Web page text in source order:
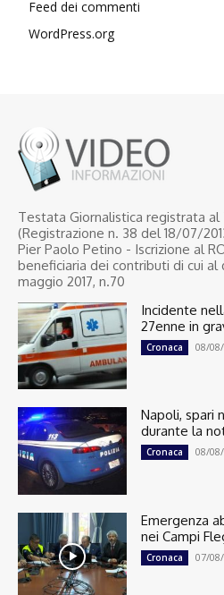
Feed dei commenti
WordPress.org
Testata Giornalistica registrata al
(Registrazione n. 38 del 18/07/
Pier Paolo Petino - Iscrizione al
beneficiaria dei contributi di cui
maggio 2017, n.70
Incidente
27enne in
Cronaca 08/
Napoli, spari
durante la
Cronaca 08/
Emergenza
nei Campi
Cronaca 07/